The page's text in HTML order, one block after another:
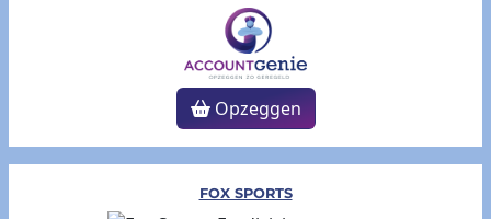
Opzeggen
FOX SPORTS